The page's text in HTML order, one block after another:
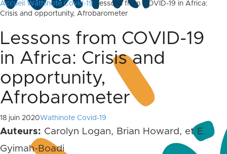
Accueil Wathinote Covid-19 Lessons from COVID-19 in Africa:
Crisis and opportunity, Afrobarometer
Lessons from COVID-19
in Africa: Crisis and
opportunity,
Afrobarometer
18 juin 2020Wathinote Covid-19
Auteurs: Carolyn Logan, Brian Howard, et E.
Gyimah-Boadi